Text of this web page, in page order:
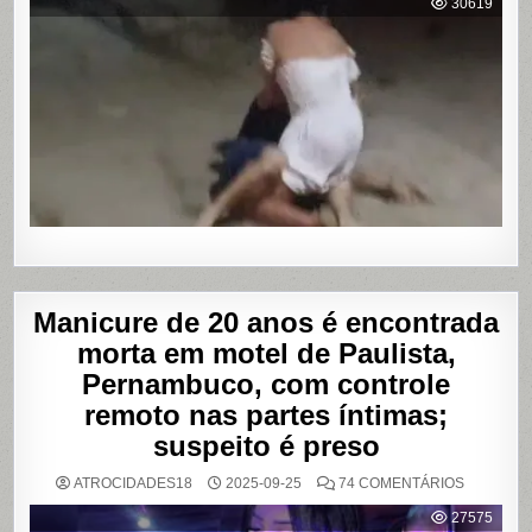
HOMEM
30619
Manicure de 20 anos é encontrada
morta em motel de Paulista,
Pernambuco, com controle
remoto nas partes íntimas;
suspeito é preso
ATROCIDADES18 2025-09-25 74 COMENTÁRIOSEM
DE
20
27575